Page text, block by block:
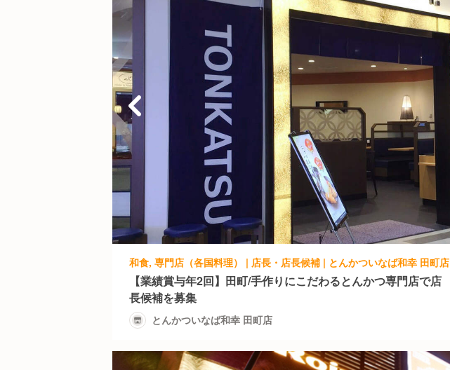
和食, 専門店（各国料理） | 店長・店長候補 | とんかついなば和幸 田町店
【業績賞与年2回】田町/手作りにこだわるとんかつ専門店で店
長候補を募集
とんかついなば和幸 田町店